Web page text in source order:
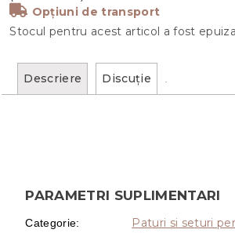
Opțiuni de transport
Stocul pentru acest articol a fost
Descriere Discuţie
PARAMETRI SUPLIMENTARI
Categorie: Paturi si seturi